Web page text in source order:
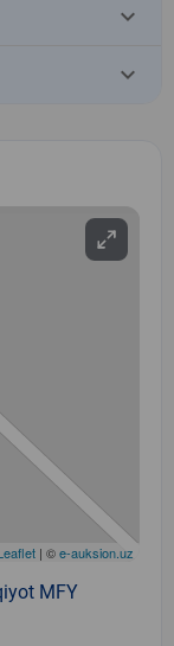
keyboard_arrow_down
keyboard_arrow_down
| ©e-auksion.uz
MFY